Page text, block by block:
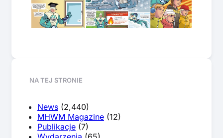
NA TEJ STRONIE
News (2,440)
MHWM Magazine (12)
Publikacje (7)